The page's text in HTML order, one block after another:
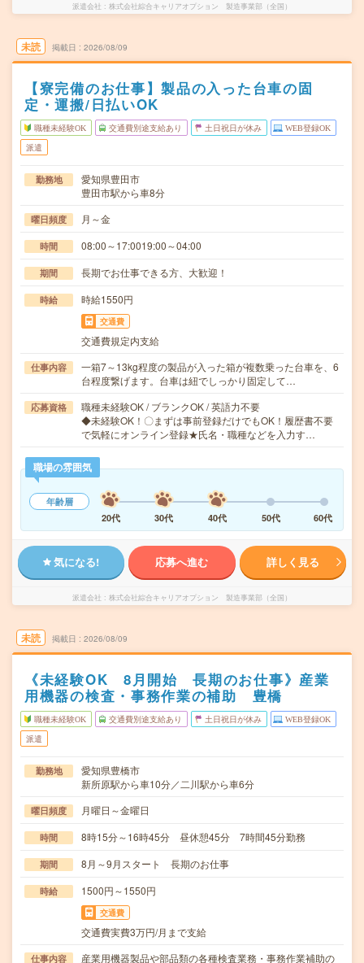
派遣会社 株式会社綜合キャリアオプション 製造事業部（全国）
未読 掲載日 2026/08/09
【寮完備のお仕事】製品の入った台車の固
定・運搬/日払いOK
職種未経験OK 交通費別途支給あり 土日祝日が休み WEB登録OK
派遣
勤務地
愛知県豊田市
豊田市駅から車8分
曜日頻度 月～金
時間 08:00～17:0019:00～04:00
期間 長期でお仕事できる方、大歓迎！
時給 時給1550円
交通費
交通費規定内支給
仕事内容
一箱7～13kg程度の製品が入った箱が複数乗った台車を、6
台程度繋げます。台車は紐でしっかり固定して…
応募資格
職種未経験OK / ブランクOK / 英語力不要
◆未経験OK！〇まずは事前登録だけでもOK！履歴書不要
で気軽にオンライン登録★氏名・職種などを入力す…
職場の雰囲気
年齢層
20代
30代 40代 50代 60代
気になる! 応募へ進む 詳しく見る
派遣会社 株式会社綜合キャリアオプション 製造事業部（全国）
未読 掲載日 2026/08/09
《未経験OK 8月開始 長期のお仕事》産業
用機器の検査・事務作業の補助 豊橋
職種未経験OK 交通費別途支給あり 土日祝日が休み WEB登録OK
派遣
勤務地
愛知県豊橋市
新所原駅から車10分／二川駅から車6分
曜日頻度 月曜日～金曜日
時間 8時15分～16時45分 昼休憩45分 7時間45分勤務
期間 8月～9月スタート 長期のお仕事
時給 1500円～1550円
交通費
交通費実費3万円/月まで支給
仕事内容 産業用機器製品や部品類の各種検査業務・事務作業補助の